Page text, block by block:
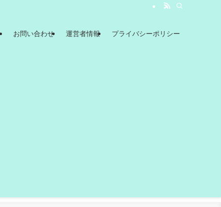
お問い合わせ 運営者情報 プライバシーポリシー